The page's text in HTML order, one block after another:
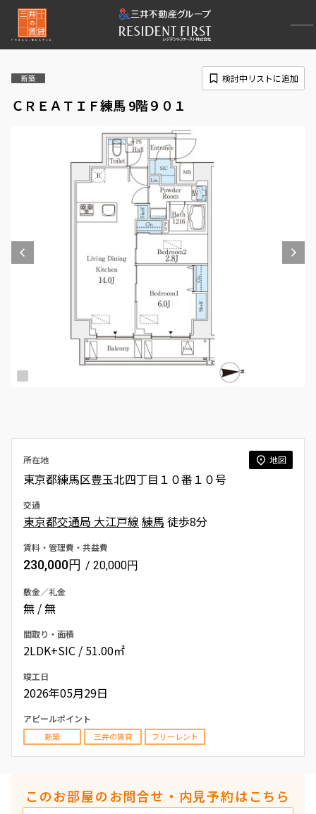
新築
ＣＲＥＡＴＩＦ練馬 9階９０１
検討中リストに追加
所在地 地図
東京都練馬区豊玉北四丁目１０番１０号
交通
東京都交通局 大江戸線 練馬 徒歩8分
賃料・管理費・共益費
230,000円 / 20,000円
敷金／礼金
無 / 無
間取り・面積
2LDK+SIC / 51.00㎡
竣工日
2026年05月29日
アピールポイント
新築 三井の賃貸 フリーレント
このお部屋のお問合せ・内見予約はこちら